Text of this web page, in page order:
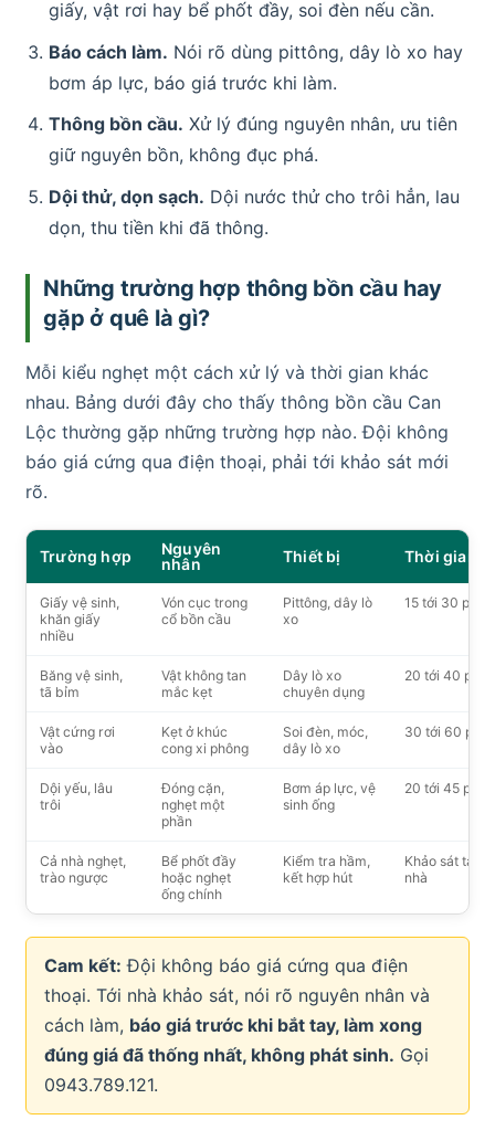
giấy, vật rơi hay bể phốt đầy, soi đèn nếu cần.
Báo cách làm. Nói rõ dùng pittông, dây lò xo hay
bơm áp lực, báo giá trước khi làm.
Thông bồn cầu. Xử lý đúng nguyên nhân, ưu tiên
giữ nguyên bồn, không đục phá.
Dội thử, dọn sạch. Dội nước thử cho trôi hẳn, lau
dọn, thu tiền khi đã thông.
Những trường hợp thông bồn cầu hay
gặp ở quê là gì?
Mỗi kiểu nghẹt một cách xử lý và thời gian khác
nhau. Bảng dưới đây cho thấy thông bồn cầu Can
Lộc thường gặp những trường hợp nào. Đội không
báo giá cứng qua điện thoại, phải tới khảo sát mới
rõ.
Trường hợp
Nguyên
nhân
Thiết bị Thời gian
Giấy vệ sinh,
khăn giấy
nhiều
Vón cục trong
cổ bồn cầu
Pittông, dây lò
xo
15 tới 30 phút
Băng vệ sinh,
tã bỉm
Vật không tan
mắc kẹt
Dây lò xo
chuyên dụng
20 tới 40 phút
Vật cứng rơi
vào
Kẹt ở khúc
cong xi phông
Soi đèn, móc,
dây lò xo
30 tới 60 phút
Dội yếu, lâu
trôi
Đóng cặn,
nghẹt một
phần
Bơm áp lực, vệ
sinh ống
20 tới 45 phút
Cả nhà nghẹt,
trào ngược
Bể phốt đầy
hoặc nghẹt
ống chính
Kiểm tra hầm,
kết hợp hút
Khảo sát tại
nhà
Cam kết: Đội không báo giá cứng qua điện
thoại. Tới nhà khảo sát, nói rõ nguyên nhân và
cách làm, báo giá trước khi bắt tay, làm xong
đúng giá đã thống nhất, không phát sinh. Gọi
0943.789.121.